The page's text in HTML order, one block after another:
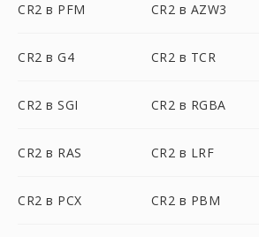
CR2 в PFM CR2 в AZW3
CR2 в G4 CR2 в TCR
CR2 в SGI CR2 в RGBA
CR2 в RAS CR2 в LRF
CR2 в PCX CR2 в PBM